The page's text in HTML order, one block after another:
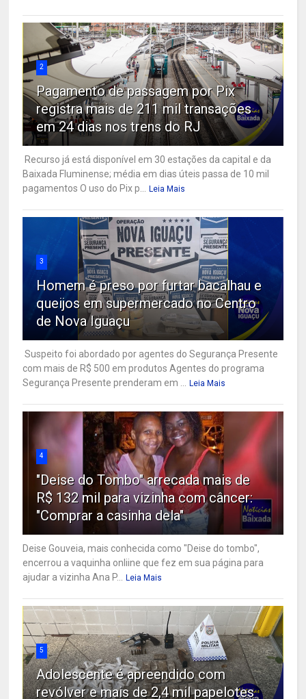
2
Pagamento de passagem por Pix
registra mais de 211 mil transações
em 24 dias nos trens do RJ
Recurso já está disponível em 30 estações da capital e da
Baixada Fluminense; média em dias úteis passa de 10 mil
pagamentos O uso do Pix p...
Leia Mais
3
Homem é preso por furtar bacalhau e
queijos em supermercado no Centro
de Nova Iguaçu
Suspeito foi abordado por agentes do Segurança Presente
com mais de R$ 500 em produtos Agentes do programa
Segurança Presente prenderam em ...
Leia Mais
4
"Deise do Tombo" arrecada mais de
R$ 132 mil para vizinha com câncer:
"Comprar a casinha dela"
Deise Gouveia, mais conhecida como "Deise do tombo",
encerrou a vaquinha onliine que fez em sua página para
ajudar a vizinha Ana P...
Leia Mais
5
Adolescente é apreendido com
revólver e mais de 2,4 mil papelotes